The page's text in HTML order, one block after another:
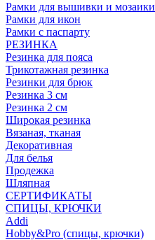
Рамки для вышивки и мозаики
Рамки для икон
Рамки с паспарту
РЕЗИНКА
Резинка для пояса
Трикотажная резинка
Резинки для брюк
Резинка 3 см
Резинка 2 см
Широкая резинка
Вязаная, тканая
Декоративная
Для белья
Продежка
Шляпная
СЕРТИФИКАТЫ
СПИЦЫ, КРЮЧКИ
Addi
Hobby&Pro (спицы, крючки)